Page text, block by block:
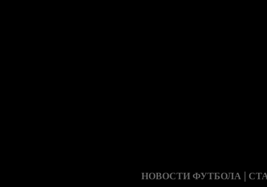
НОВОСТИ ФУТБОЛА |